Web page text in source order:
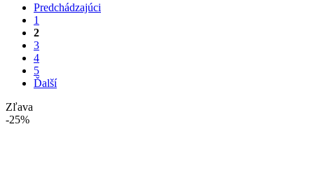
Predchádzajúci
1
2
3
4
5
Ďalší
Zľava
-25%